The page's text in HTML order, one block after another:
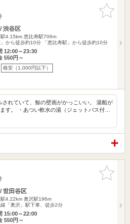
お気に入
りに追加
渋谷区
駅4.15km 恵比寿駅706m
」から徒歩約10分 「恵比寿駅」から徒歩約10分
12:00～23:30
550円～
格安（1,000円以下）
されていて、鯨の壁画がかっこいい。 湯船が
す。 ・あつい軟水の湯（ジェットバス付…
お気に入
りに追加
世田谷区
駅4.22km 奥沢駅196m
「奥沢」駅下車、徒歩2分
15:00～22:00
550円～